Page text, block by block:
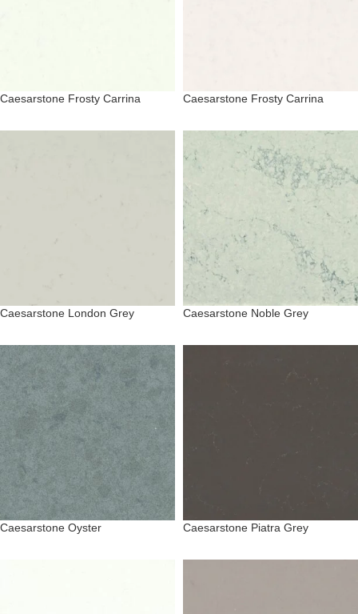
Caesarstone Frosty Carrina Caesarstone Frosty Carrina
Caesarstone London Grey Caesarstone Noble Grey
Caesarstone Oyster Caesarstone Piatra Grey